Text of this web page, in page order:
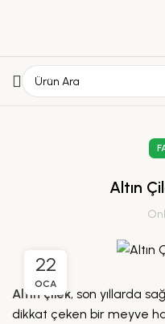
Altın
22
OCA
Altın çilek, son yıllarda
dikkat çeken bir meyve